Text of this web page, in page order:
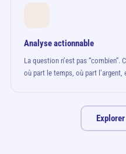
Analyse actionnable
La question n’est pas “combien”.
où part le temps, où part